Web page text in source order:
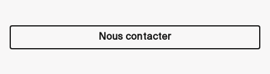
Nous contacter